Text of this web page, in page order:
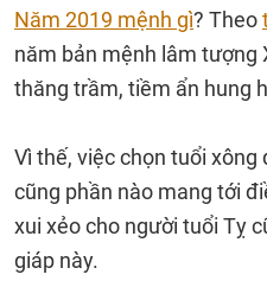
Năm 2019 mệnh gì? Theo
năm bản mệnh lâm tượng
thăng trầm, tiềm ẩn hung
Vì thế, việc chọn tuổi
cũng phần nào mang tới
xui xẻo cho người tuổi Tỵ
giáp này.